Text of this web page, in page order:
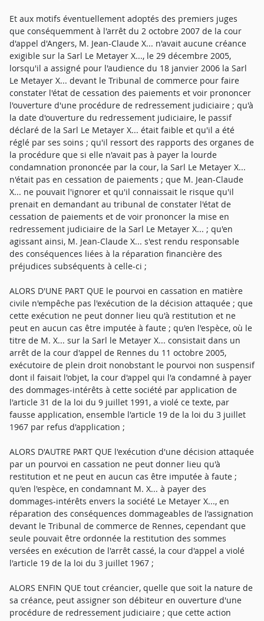
Et aux motifs éventuellement adoptés des premiers juges
que conséquemment à l'arrêt du 2 octobre 2007 de la cour
d'appel d'Angers, M. Jean-Claude X... n'avait aucune créance
exigible sur la Sarl Le Metayer X..., le 29 décembre 2005,
lorsqu'il a assigné pour l'audience du 18 janvier 2006 la Sarl
Le Metayer X... devant le Tribunal de commerce pour faire
constater l'état de cessation des paiements et voir prononcer
l'ouverture d'une procédure de redressement judiciaire ; qu'à
la date d'ouverture du redressement judiciaire, le passif
déclaré de la Sarl Le Metayer X... était faible et qu'il a été
réglé par ses soins ; qu'il ressort des rapports des organes de
la procédure que si elle n'avait pas à payer la lourde
condamnation prononcée par la cour, la Sarl Le Metayer X...
n'était pas en cessation de paiements ; que M. Jean-Claude
X... ne pouvait l'ignorer et qu'il connaissait le risque qu'il
prenait en demandant au tribunal de constater l'état de
cessation de paiements et de voir prononcer la mise en
redressement judiciaire de la Sarl Le Metayer X... ; qu'en
agissant ainsi, M. Jean-Claude X... s'est rendu responsable
des conséquences liées à la réparation financière des
préjudices subséquents à celle-ci ;
ALORS D'UNE PART QUE le pourvoi en cassation en matière
civile n'empêche pas l'exécution de la décision attaquée ; que
cette exécution ne peut donner lieu qu'à restitution et ne
peut en aucun cas être imputée à faute ; qu'en l'espèce, où le
titre de M. X... sur la Sarl le Metayer X... consistait dans un
arrêt de la cour d'appel de Rennes du 11 octobre 2005,
exécutoire de plein droit nonobstant le pourvoi non suspensif
dont il faisait l'objet, la cour d'appel qui l'a condamné à payer
des dommages-intérêts à cette société par application de
l'article 31 de la loi du 9 juillet 1991, a violé ce texte, par
fausse application, ensemble l'article 19 de la loi du 3 juillet
1967 par refus d'application ;
ALORS D'AUTRE PART QUE l'exécution d'une décision attaquée
par un pourvoi en cassation ne peut donner lieu qu'à
restitution et ne peut en aucun cas être imputée à faute ;
qu'en l'espèce, en condamnant M. X... à payer des
dommages-intérêts envers la société Le Metayer X..., en
réparation des conséquences dommageables de l'assignation
devant le Tribunal de commerce de Rennes, cependant que
seule pouvait être ordonnée la restitution des sommes
versées en exécution de l'arrêt cassé, la cour d'appel a violé
l'article 19 de la loi du 3 juillet 1967 ;
ALORS ENFIN QUE tout créancier, quelle que soit la nature de
sa créance, peut assigner son débiteur en ouverture d'une
procédure de redressement judiciaire ; que cette action